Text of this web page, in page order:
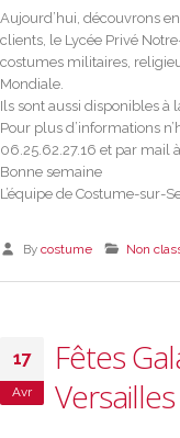
Aujourd’hui, découvrons
clients, le Lycée Privé
costumes militaires,
Mondiale.
Ils sont aussi disponibles
Pour plus d’informations
06.25.62.27.16 et par mail à
Bonne semaine
L’équipe de Costume-sur-
By costume Non
17
Avr
Fêtes
Versailles